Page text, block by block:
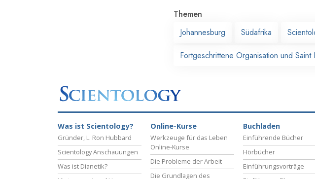
Themen
Johannesburg
Südafrika
Fortgeschrittene Organisation und Saint
Was ist Scientology?
Gründer, L. Ron Hubbard
Scientology Anschauungen
Was ist Dianetik?
Online-Kurse
Werkzeuge für das Leben
Online-Kurse
Die Probleme der Arbeit
Die Grundlagen des
Buchladen
Einführende Bücher
Hörbücher
Einführungsvorträge